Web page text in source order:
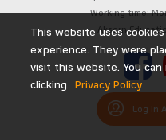
Working time:
Aksorn
Log in
This website uses
experience. They were
visit this website. You can
clicking
Privacy Policy